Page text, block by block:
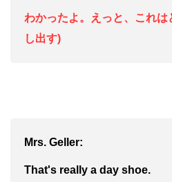
わかったよ。えっと、これ
し出す)
Mrs. Geller:
That's really a day shoe.